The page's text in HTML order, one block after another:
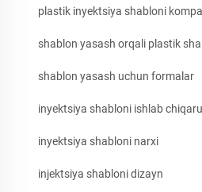
plastik inyektsiya shabloni
shablon yasash orqali plastik
shablon yasash uchun formalar
inyektsiya shabloni ishlab
inyektsiya shabloni narxi
injektsiya shabloni dizayn